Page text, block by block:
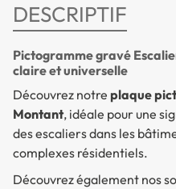
DESCRIPTIF
Pictogramme gravé
claire et universelle
Découvrez notre plaque
Montant, idéale pour une
des escaliers dans les
complexes résidentiels.
Découvrez également nos